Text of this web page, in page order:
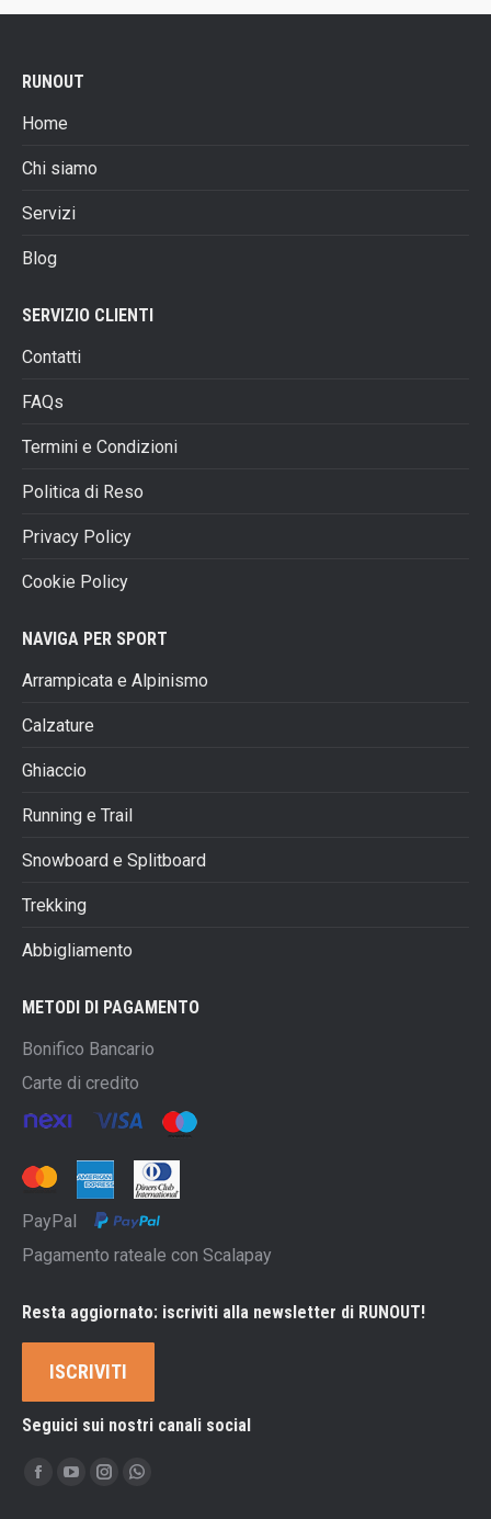
essere
RUNOUT
Home
Chi siamo
Servizi
Blog
SERVIZIO CLIENTI
Contatti
FAQs
Termini e Condizioni
Politica di Reso
Privacy Policy
Cookie Policy
NAVIGA PER SPORT
Arrampicata e Alpinismo
Calzature
Ghiaccio
Running e Trail
Snowboard e Splitboard
Trekking
Abbigliamento
METODI DI PAGAMENTO
Bonifico Bancario
Carte di credito
PayPal
Pagamento rateale con Scalapay
Resta aggiornato: iscriviti alla newsletter di RUNOUT!
ISCRIVITI
Seguici sui nostri canali social
Ci puoi trovare su:
Facebook
YouTubeInstagramWhatsapp